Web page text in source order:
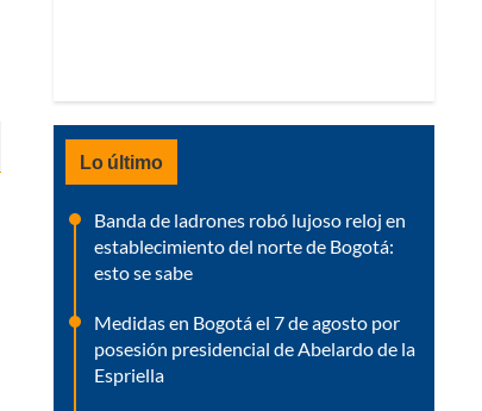
Lo último
Banda de ladrones robó lujoso reloj en
establecimiento del norte de Bogotá:
esto se sabe
Medidas en Bogotá el 7 de agosto por
posesión presidencial de Abelardo de la
Espriella